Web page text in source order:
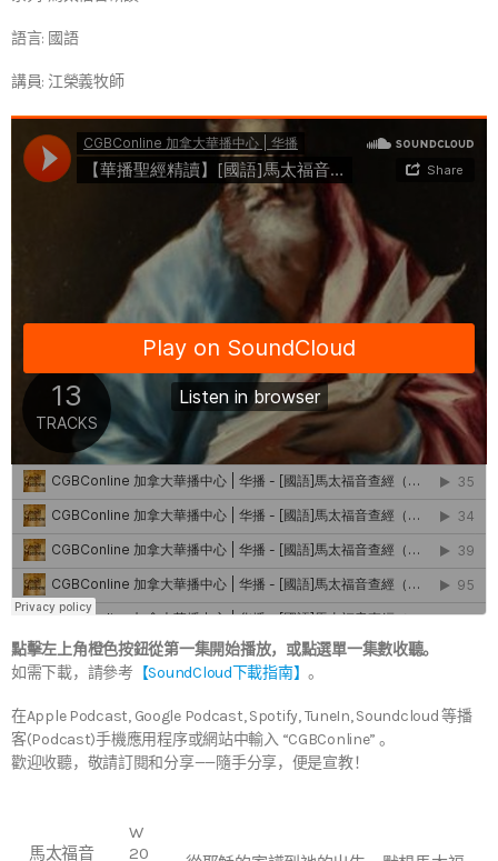
語言: 國語
講員: 江榮義牧師
點擊左上角橙色按鈕從第一集開始播放，或點選單一集數收聽。
如需下載，請參考 【SoundCloud下載指南】。
在Apple Podcast, Google Podcast, Spotify, TuneIn, Soundcloud 等播
客(Podcast)手機應用程序或網站中輸入 “CGBConline” 。
歡迎收聽，敬請訂閱和分享——隨手分享，便是宣教！
馬太福音
W
20